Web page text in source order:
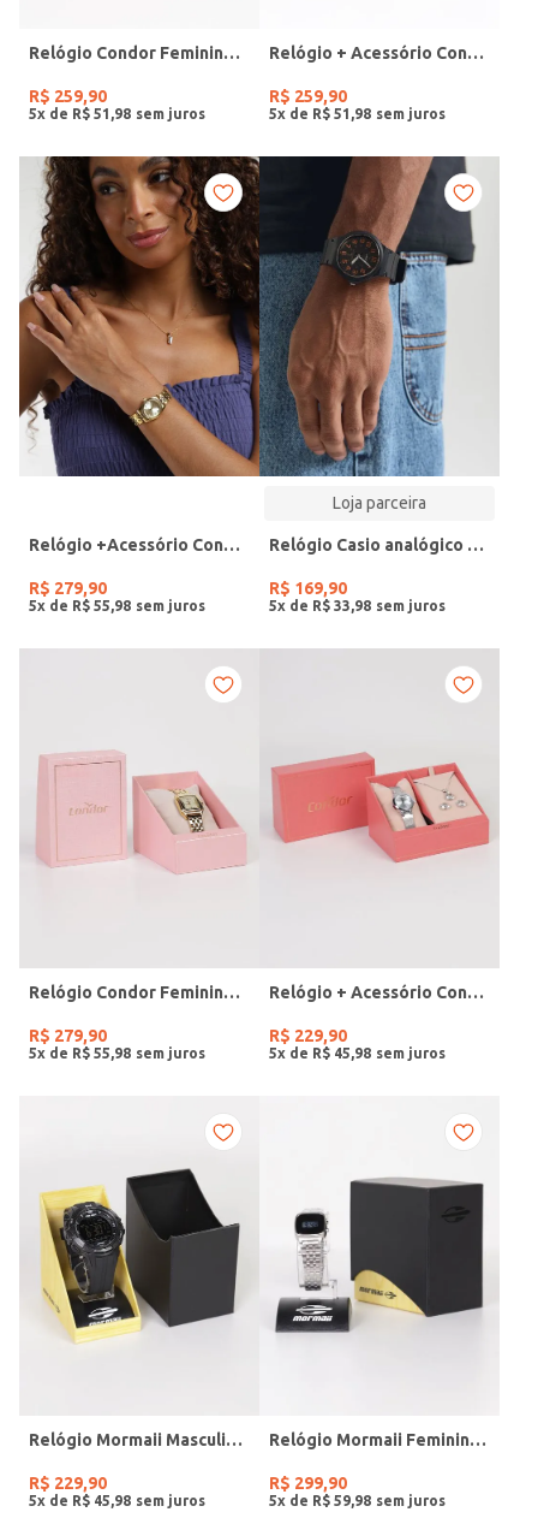
Relógio Condor Feminino DOURADO
R$ 259,90
5x de R$ 51 98
Relógio + Acessório Condor Feminino PRATA
R$ 259,90
5x de R$ 51 98
Relógio +Acessório Condor Feminino DOURADO
R$ 279,90
5x de R$ 55 98
Loja parceira
Relógio Casio analógico MW-240-4BVDF-SC
R$ 169,90
5x de R$ 33 98
Relógio Condor Feminino DOURADO
R$ 279,90
5x de R$ 55 98
Relógio + Acessório Condor Feminino PRATA
R$ 229,90
5x de R$ 45 98
Relógio Mormaii Masculino PRETO
R$ 229,90
5x de R$ 45 98
Relógio Mormaii Feminino PRATA
R$ 299,90
5x de R$ 59 98